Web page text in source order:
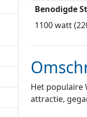
Benodigde
1100 watt
Het populaire
attractie,